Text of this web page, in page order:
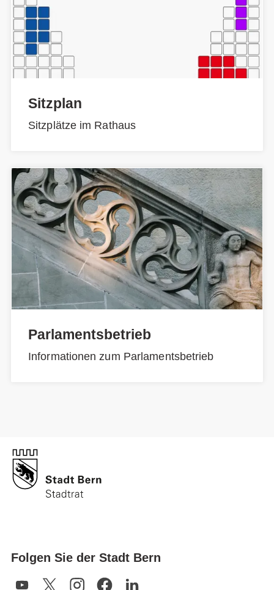
Sitzplan
Sitzplätze im Rathaus
Parlamentsbetrieb
Informationen zum Parlamentsbetrieb
Folgen Sie der Stadt Bern